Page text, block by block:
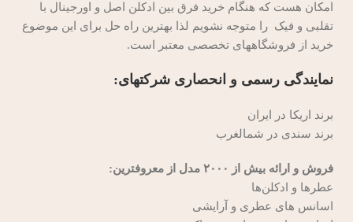
امکان هست که هنگام خرید فرق بین ادکلن اصل و اورجینال با
تقلبی و فیک را متوجه نشویم لذا بهترین راه حل برای این موضوع
خرید از فروشگاههای تخصصی معتبر است.
نمایندگی رسمی و انحصاری شرکتهای:
برند اریکا در ایران
برند سندی در شمالغرب
فروش و ارائه بیش از ۲۰۰۰ مدل از معروفترین:
عطر‌ها و ادکلن‌ها
اسانس های عطری و آرایشی